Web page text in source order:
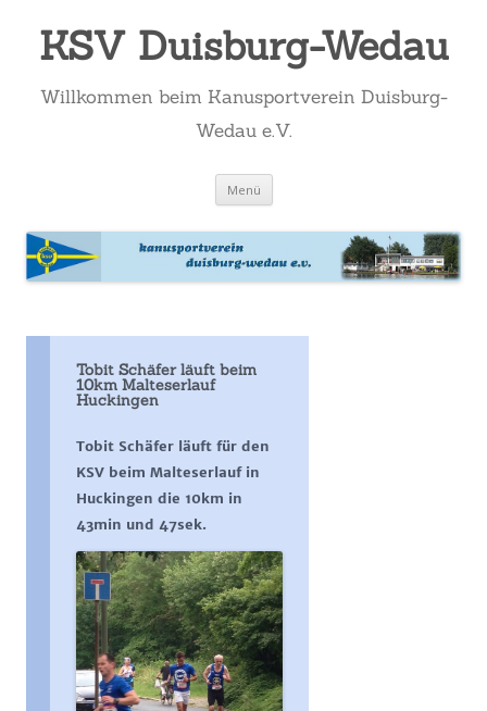
KSV Duisburg-Wedau
Willkommen beim Kanusportverein Duisburg-
Wedau e.V.
Menü Zum
springen
Tobit Schäfer läuft beim
10km Malteserlauf
Huckingen
Tobit Schäfer läuft für den
KSV beim Malteserlauf in
Huckingen die 10km in
43min und 47sek.